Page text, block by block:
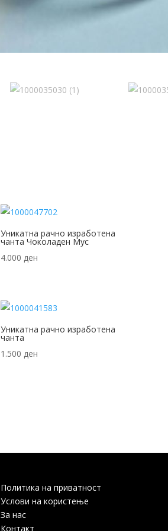
Уникатна рачно изработена
чанта Чоколаден Мус
4.000 ден
Уникатна рачно изработена
чанта
1.500 ден
Политика на приватност
Услови на користење
За нас
Контакт